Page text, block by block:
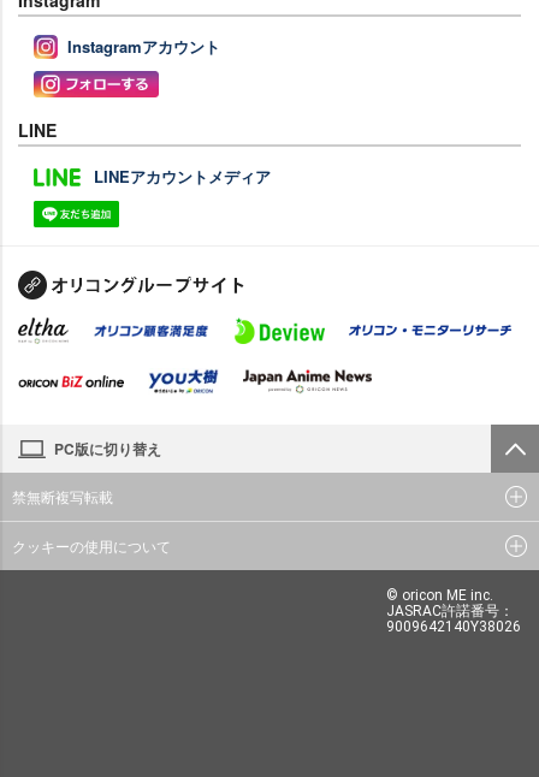
Instagramアカウント
LINE
LINEアカウントメディア
PC版に切り替え
禁無断複写転載
クッキーの使用について
© oricon ME inc.
JASRAC許諾番号：
9009642140Y38026